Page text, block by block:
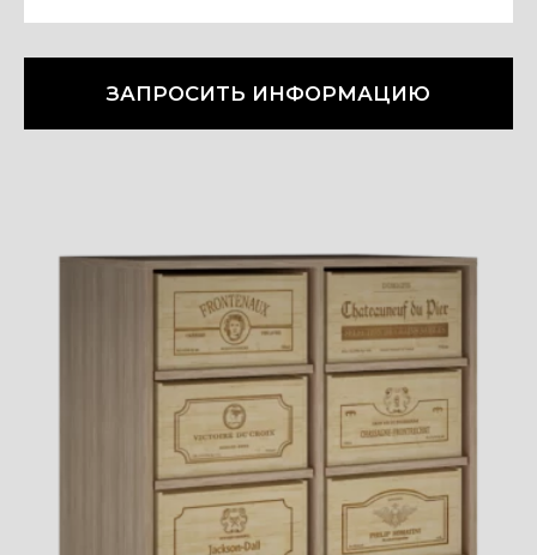
ЗАПРОСИТЬ ИНФОРМАЦИЮ